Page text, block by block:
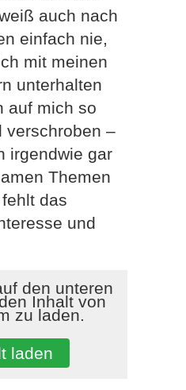
auch nach
einfach nie,
mit meinen
unterhalten
auf mich so
verschroben –
irgendwie gar
Themen
das
und
den unteren
Inhalt von
zu laden.
laden